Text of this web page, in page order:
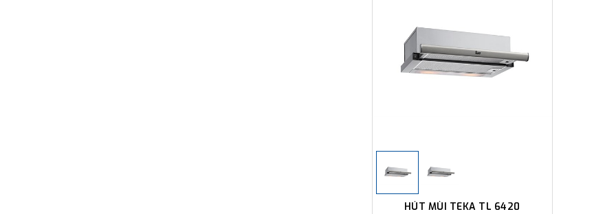
HÚT MÙI TEKA TL 6420